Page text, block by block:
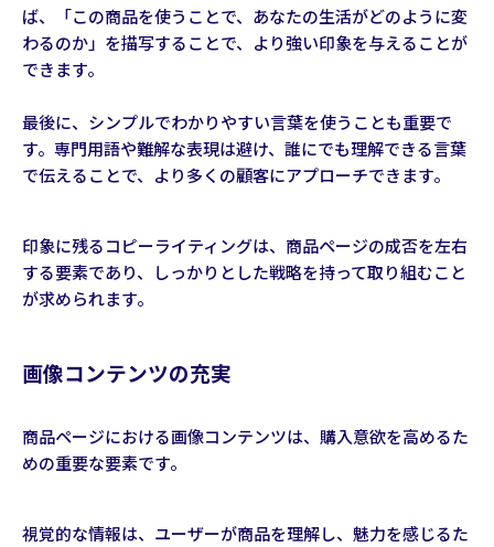
ば、「この商品を使うことで、あなたの生活がどのように変
わるのか」を描写することで、より強い印象を与えることが
できます。
最後に、シンプルでわかりやすい言葉を使うことも重要で
す。専門用語や難解な表現は避け、誰にでも理解できる言葉
で伝えることで、より多くの顧客にアプローチできます。
印象に残るコピーライティングは、商品ページの成否を左右
する要素であり、しっかりとした戦略を持って取り組むこと
が求められます。
画像コンテンツの充実
商品ページにおける画像コンテンツは、購入意欲を高めるた
めの重要な要素です。
視覚的な情報は、ユーザーが商品を理解し、魅力を感じるた